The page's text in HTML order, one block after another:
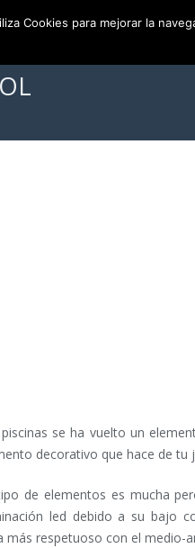
se ha vuelto un
decorativo que hace de tu
de elementos es mucha
led debido a su bajo
más respetuoso con el medio-
Cookies para mejorar la